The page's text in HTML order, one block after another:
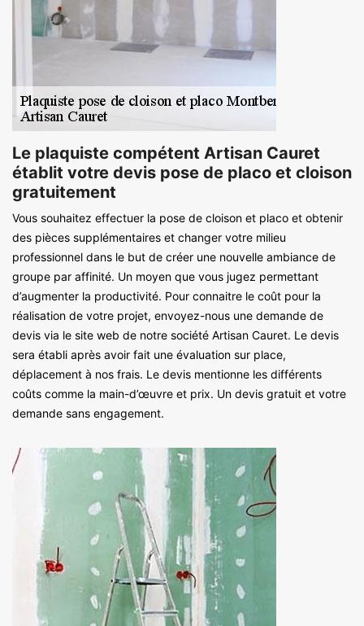
Le plaquiste compétent Artisan Cauret
établit votre devis pose de placo et cloison
gratuitement
Vous souhaitez effectuer la pose de cloison et placo et obtenir
des pièces supplémentaires et changer votre milieu
professionnel dans le but de créer une nouvelle ambiance de
groupe par affinité. Un moyen que vous jugez permettant
d’augmenter la productivité. Pour connaitre le coût pour la
réalisation de votre projet, envoyez-nous une demande de
devis via le site web de notre société Artisan Cauret. Le devis
sera établi après avoir fait une évaluation sur place,
déplacement à nos frais. Le devis mentionne les différents
coûts comme la main-d’œuvre et prix. Un devis gratuit et votre
demande sans engagement.